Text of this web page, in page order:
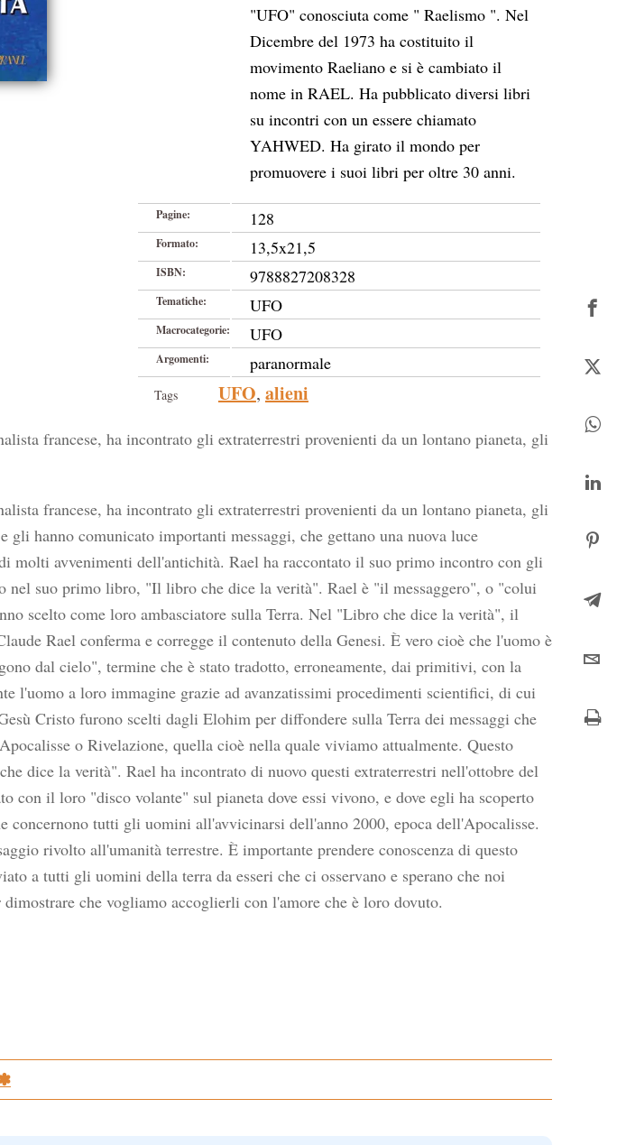
"UFO" conosciuta come " Raelismo ". Nel
Dicembre del 1973 ha costituito il
movimento Raeliano e si è cambiato il
nome in RAEL. Ha pubblicato diversi libri
su incontri con un essere chiamato
YAHWED. Ha girato il mondo per
promuovere i suoi libri per oltre 30 anni.
Pagine: 128
Formato: 13,5x21,5
ISBN: 9788827208328
Tematiche: UFO
Macrocategorie: UFO
Argomenti: paranormale
Tags UFO, alieni
francese, ha incontrato gli extraterrestri provenienti da un lontano pianeta, gli
francese, ha incontrato gli extraterrestri provenienti da un lontano pianeta, gli
hanno comunicato importanti messaggi, che gettano una nuova luce
molti avvenimenti dell'antichità. Rael ha raccontato il suo primo incontro con gli
nel suo primo libro, "Il libro che dice la verità". Rael è "il messaggero", o "colui
scelto come loro ambasciatore sulla Terra. Nel "Libro che dice la verità", il
Rael conferma e corregge il contenuto della Genesi. È vero cioè che l'uomo è
dal cielo", termine che è stato tradotto, erroneamente, dai primitivi, con la
l'uomo a loro immagine grazie ad avanzatissimi procedimenti scientifici, di cui
Cristo furono scelti dagli Elohim per diffondere sulla Terra dei messaggi che
o Rivelazione, quella cioè nella quale viviamo attualmente. Questo
dice la verità". Rael ha incontrato di nuovo questi extraterrestri nell'ottobre del
con il loro "disco volante" sul pianeta dove essi vivono, e dove egli ha scoperto
concernono tutti gli uomini all'avvicinarsi dell'anno 2000, epoca dell'Apocalisse.
rivolto all'umanità terrestre. È importante prendere conoscenza di questo
a tutti gli uomini della terra da esseri che ci osservano e sperano che noi
che vogliamo accoglierli con l'amore che è loro dovuto.